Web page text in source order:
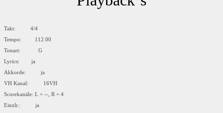
Takt: 4/4
Tempo: 112.00
Tonart: G
Lyrics: ja
Akkorde: ja
VH Kanal: 16VH
Scorekanäle: L = --, R = 4
Einzlr.: ja